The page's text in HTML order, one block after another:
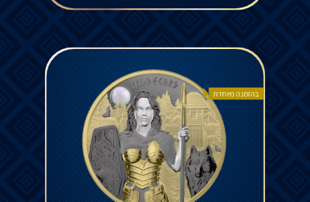
בהזמנה מיוחדת